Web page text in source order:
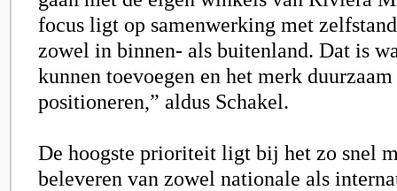
focus ligt op samenwerking met
zowel in binnen- als buitenland. Dat is
kunnen toevoegen en het merk
positioneren,” aldus Schakel.
De hoogste prioriteit ligt bij het zo snel
beleveren van zowel nationale als